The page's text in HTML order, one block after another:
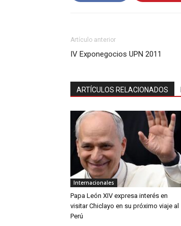
Artículo anterior
IV Exponegocios UPN 2011
ARTÍCULOS RELACIONADOS
Internacionales
Papa León XIV expresa interés en
visitar Chiclayo en su próximo viaje al
Perú